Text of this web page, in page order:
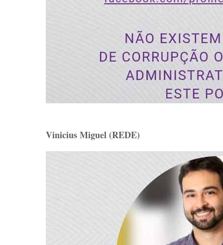
Vinicius Miguel (REDE)